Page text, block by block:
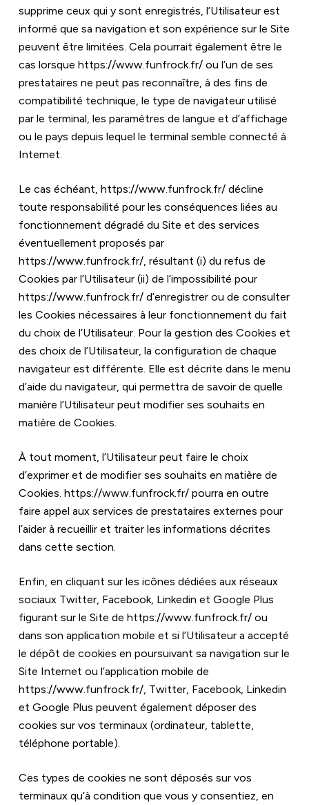
supprime ceux qui y sont enregistrés, l’Utilisateur est
informé que sa navigation et son expérience sur le Site
peuvent être limitées. Cela pourrait également être le
cas lorsque https://www.funfrock.fr/ ou l’un de ses
prestataires ne peut pas reconnaître, à des fins de
compatibilité technique, le type de navigateur utilisé
par le terminal, les paramètres de langue et d’affichage
ou le pays depuis lequel le terminal semble connecté à
Internet.
Le cas échéant, https://www.funfrock.fr/ décline
toute responsabilité pour les conséquences liées au
fonctionnement dégradé du Site et des services
éventuellement proposés par
https://www.funfrock.fr/, résultant (i) du refus de
Cookies par l’Utilisateur (ii) de l’impossibilité pour
https://www.funfrock.fr/ d’enregistrer ou de consulter
les Cookies nécessaires à leur fonctionnement du fait
du choix de l’Utilisateur. Pour la gestion des Cookies et
des choix de l’Utilisateur, la configuration de chaque
navigateur est différente. Elle est décrite dans le menu
d’aide du navigateur, qui permettra de savoir de quelle
manière l’Utilisateur peut modifier ses souhaits en
matière de Cookies.
À tout moment, l’Utilisateur peut faire le choix
d’exprimer et de modifier ses souhaits en matière de
Cookies. https://www.funfrock.fr/ pourra en outre
faire appel aux services de prestataires externes pour
l’aider à recueillir et traiter les informations décrites
dans cette section.
Enfin, en cliquant sur les icônes dédiées aux réseaux
sociaux Twitter, Facebook, Linkedin et Google Plus
figurant sur le Site de https://www.funfrock.fr/ ou
dans son application mobile et si l’Utilisateur a accepté
le dépôt de cookies en poursuivant sa navigation sur le
https://www.funfrock.fr/, Twitter, Facebook, Linkedin
et Google Plus peuvent également déposer des
cookies sur vos terminaux (ordinateur, tablette,
téléphone portable).
Ces types de cookies ne sont déposés sur vos
terminaux qu’à condition que vous y consentiez, en